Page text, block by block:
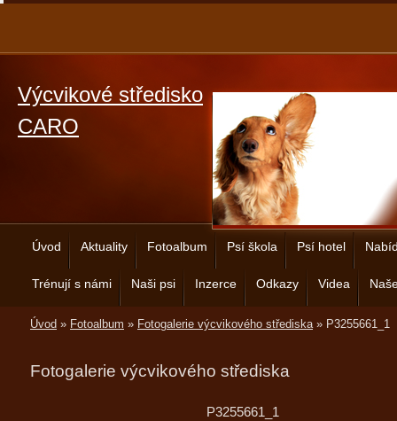
Výcvikové středisko
CARO
Úvod Aktuality Fotoalbum Psí škola Psí hotel
Trénují s námi Naši psi Inzerce Odkazy Videa
Úvod » Fotoalbum » Fotogalerie výcvikového střediska» P3255661_1
Fotogalerie výcvikového střediska
P3255661_1